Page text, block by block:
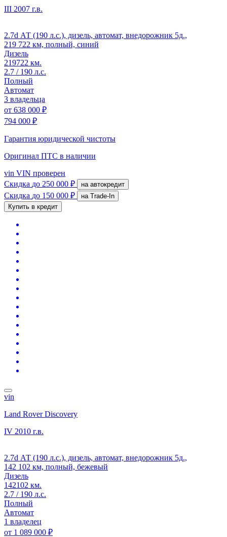
III 2007 г.в.
2.7d АТ (190 л.с.), дизель, автомат, внедорожник 5д.,
219 722 км, полный, синий
Дизель
219722 км.
2.7 / 190 л.с.
Полный
Автомат
3 владельца
от 638 000 ₽
794 000 ₽
Гарантия юридической чистоты
Оригинал ПТС в наличии
vin VIN проверен
Скидка до 250 000 ₽ на автокредит
Скидка до 150 000 ₽
на Trade-In
Купить в кредит
vin
Land Rover Discovery
IV 2010 г.в.
2.7d АТ (190 л.с.), дизель, автомат, внедорожник 5д.,
142 102 км, полный, бежевый
Дизель
142102 км.
2.7 / 190 л.с.
Полный
Автомат
1 владелец
от 1 089 000 ₽